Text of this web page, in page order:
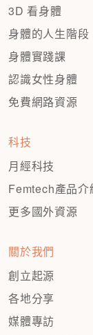
3D 看身體
身體的人生階段
身體實踐課
認識女性身體
免費網路資源
科技
月經科技
Femtech產品介
更多國外資源
關於我們
創立起源
各地分享
媒體專訪